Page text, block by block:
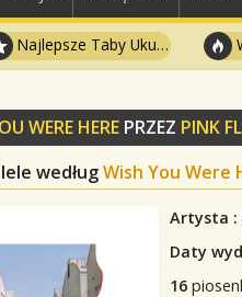
Najlepsze Taby Ukulele
WERE HERE PRZEZ PINK
wedługWish You Were
Artysta :
Daty
16